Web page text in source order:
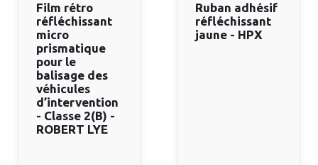
Film rétro
réfléchissant
micro
prismatique
pour le
balisage des
véhicules
d’intervention
- Classe 2(B) -
ROBERT LYE
Ruban adhésif
réfléchissant
jaune - HPX